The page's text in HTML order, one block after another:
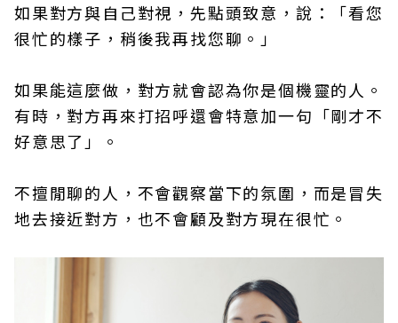
如果對方與自己對視，先點頭致意，說：「看您
很忙的樣子，稍後我再找您聊。」
如果能這麼做，對方就會認為你是個機靈的人。
有時，對方再來打招呼還會特意加一句「剛才不
好意思了」。
不擅閒聊的人，不會觀察當下的氛圍，而是冒失
地去接近對方，也不會顧及對方現在很忙。